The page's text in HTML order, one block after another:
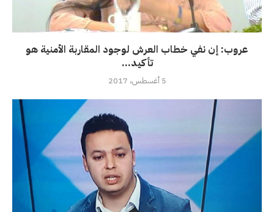
عروب: إن نفي خطاب العرش لوجود المقاربة الأمنية هو
تأكيد...
5 أغسطس، 2017